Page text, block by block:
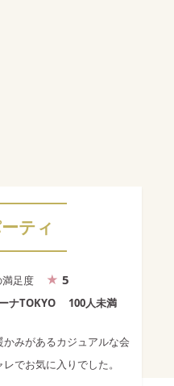
ティ
足度 5
ナTOKYO 100人未満
みがあるカジュアルな会
でお気に入りでした。